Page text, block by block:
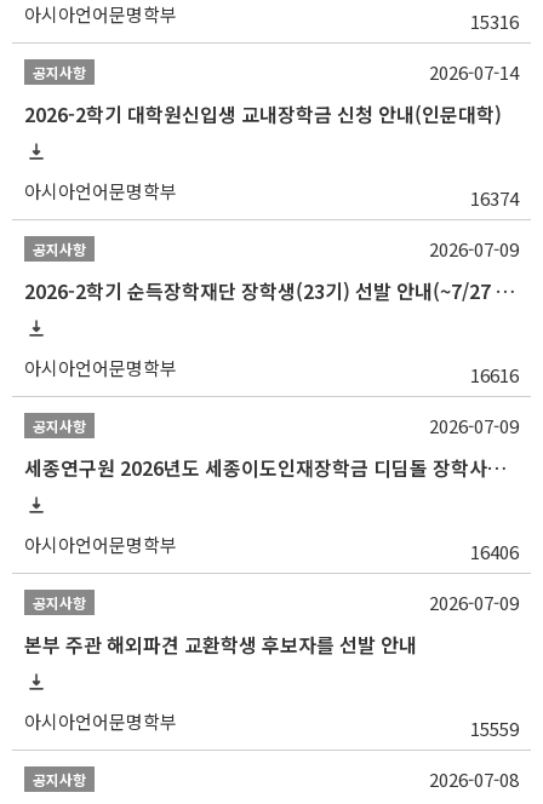
아시아언어문명학부 15316
공지사항
2026-2학기 대학원신입생 교내장학금 신청 안내(인문대학)
아시아언어문명학부 16374
2026-07-14
공지사항
2026-2학기 순득장학재단 장학생(23기) 선발 안내(~7/27 10:00)
아시아언어문명학부 16616
2026-07-09
공지사항
세종연구원 2026년도 세종이도인재장학금 디딤돌 장학사업 학자금대출 관련분야(원금상환, 이자지원) 신청 사업 안내
아시아언어문명학부 16406
2026-07-09
공지사항
본부 주관 해외파견 교환학생 후보자를 선발 안내
아시아언어문명학부 15559
2026-07-09
공지사항 2026-07-08